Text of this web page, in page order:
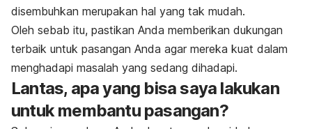
disembuhkan merupakan hal yang tak mudah.
Oleh sebab itu, pastikan Anda memberikan dukungan
terbaik untuk pasangan Anda agar mereka kuat dalam
menghadapi masalah yang sedang dihadapi.
Lantas, apa yang bisa saya lakukan
untuk membantu pasangan?